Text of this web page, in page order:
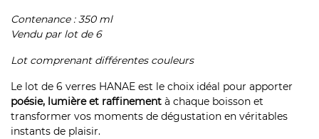
Contenance : 350 ml
Vendu par lot de 6
Lot comprenant différentes couleurs
Le lot de 6 verres HANAE est le choix idéal pour apporter
poésie, lumière et raffinement à chaque boisson et
transformer vos moments de dégustation en véritables
instants de plaisir.